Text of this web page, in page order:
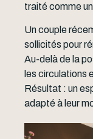
traité comme
Un couple
sollicités pour
Au-delà de la
les circulations
Résultat : un
adapté à leur